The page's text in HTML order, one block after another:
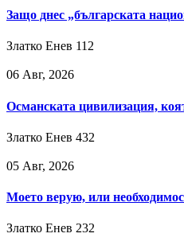
Защо днес „българската
Златко Енев 112
06 Авг, 2026
Османската цивилизация,
Златко Енев 432
05 Авг, 2026
Моето верую, или
Златко Енев 232